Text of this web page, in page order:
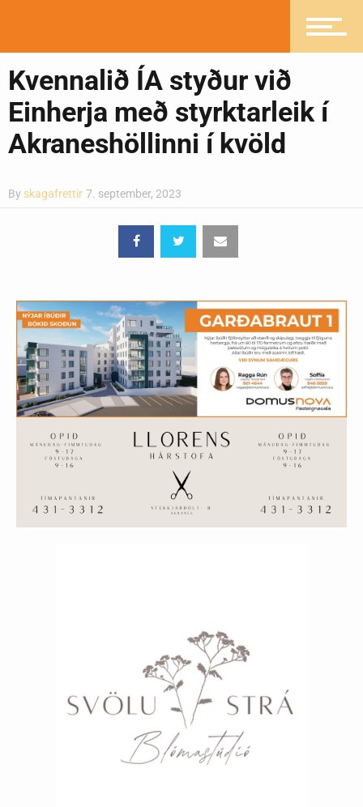
Kvennalið ÍA styður við
Einherja með styrktarleik í
Akraneshöllinni í kvöld
By skagafrettir 7. september, 2023